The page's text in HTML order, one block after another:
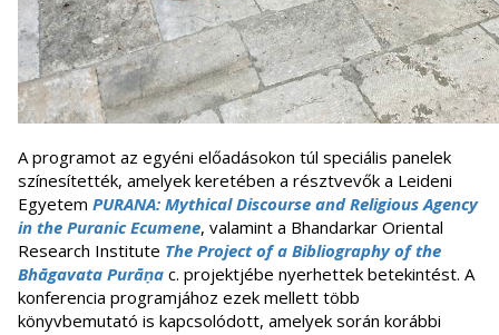
A programot az egyéni előadásokon túl speciális panelek
színesítették, amelyek keretében a résztvevők a Leideni
Egyetem PURANA: Mythical Discourse and Religious Agency
in the Puranic Ecumene, valamint a Bhandarkar Oriental
Research Institute The Project of a Bibliography of the
Bhāgavata Purāṇa c. projektjébe nyerhettek betekintést. A
konferencia programjához ezek mellett több
könyvbemutató is kapcsolódott, amelyek során korábbi